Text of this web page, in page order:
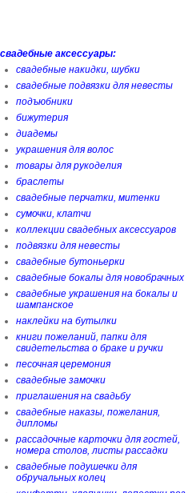
свадебные аксессуары:
свадебные накидки, шубки
свадебные подвязки для невесты
подъюбники
бижутерия
диадемы
украшения для волос
товары для рукоделия
браслеты
свадебные перчатки, митенки
сумочки, клатчи
коллекции свадебных аксессуаров
подвязки для невесты
свадебные бутоньерки
свадебные бокалы для новобрачных
свадебные украшения на бокалы и
шампанское
наклейки на бутылки
книги пожеланий, папки для
свидетельства о браке и ручки
песочная церемония
свадебные замочки
приглашения на свадьбу
свадебные наказы, пожелания,
дипломы
рассадочные карточки для гостей,
номера столов, листы рассадки
свадебные подушечки для
обручальных колец